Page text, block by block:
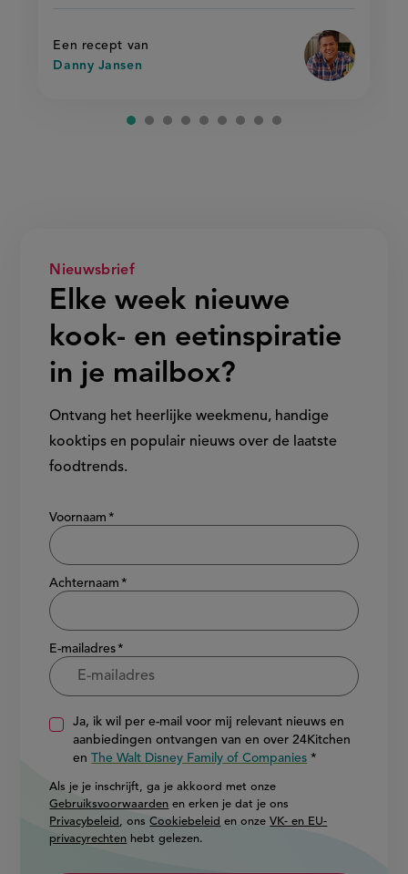
met
rijst'
Een recept van
Danny Jansen
met
rijst
Nieuwsbrief
Elke week nieuwe
kook- en eetinspiratie
in je mailbox?
Ontvang het heerlijke weekmenu, handige
kooktips en populair nieuws over de laatste
foodtrends.
Show/hide
Voornaam
Achternaam
E-mailadres
Ja, ik wil per e-mail voor mij relevant nieuws en
aanbiedingen ontvangen van en over 24Kitchen
enThe Walt Disney Family of Companies
Als je je inschrijft, ga je akkoord met onze
Gebruiksvoorwaarden en erken je dat je ons
Privacybeleid , onsCookiebeleid en onzeVK- en EU-
privacyrechten hebt gelezen.